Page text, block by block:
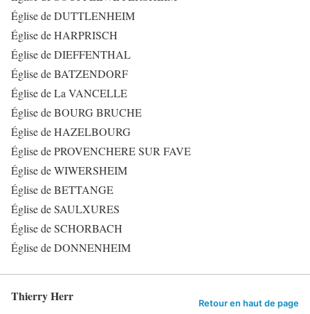
Église de DUTTLENHEIM
Église de HARPRISCH
Église de DIEFFENTHAL
Église de BATZENDORF
Église de La VANCELLE
Église de BOURG BRUCHE
Église de HAZELBOURG
Église de PROVENCHERE SUR FAVE
Église de WIWERSHEIM
Église de BETTANGE
Église de SAULXURES
Église de SCHORBACH
Église de DONNENHEIM
Thierry Herr Retour en haut de page